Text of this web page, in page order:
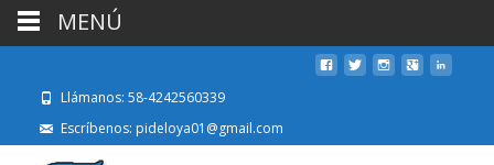
Llámanos: 58-4242560339
Escríbenos: pideloya01@gmail.com
MENÚ